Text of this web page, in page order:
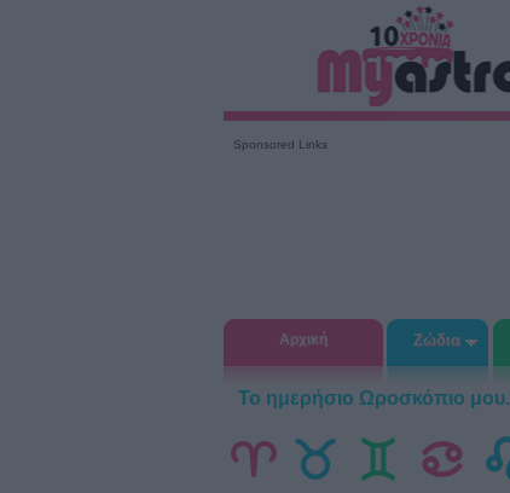
Sponsored Links
Αρχική Ζώδια
Το ημερήσιο Ωροσκόπιο μου.